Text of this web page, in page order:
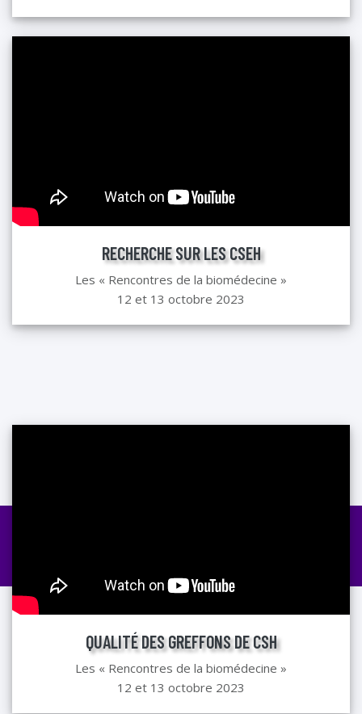
RECHERCHE SUR LES CSEH
Les « Rencontres de la biomédecine »
12 et 13 octobre 2023
QUALITÉ DES GREFFONS DE CSH
Les « Rencontres de la biomédecine »
12 et 13 octobre 2023